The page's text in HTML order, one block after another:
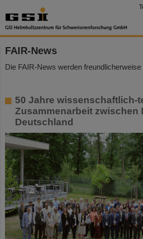
FAIR-News
Die FAIR-News werden
50 Jahre wissenschaftlich-
Zusammenarbeit zwischen
Deutschland